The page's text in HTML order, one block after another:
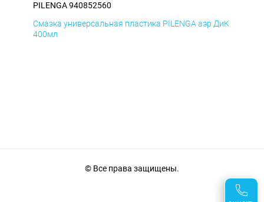
PILENGA 940852560
Смазка универсальная пластика PILENGA аэр ДиК
400мл
© Все права защищены.